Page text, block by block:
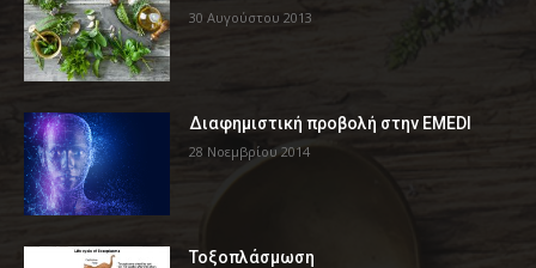
30 Αυγούστου 2013
Διαφημιστική προβολή στην EMEDI
28 Νοεμβρίου 2014
Τοξοπλάσμωση